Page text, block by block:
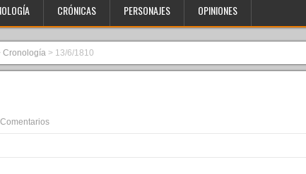
CRÓNICAS PERSONAJES OPINIONES
Cronología > 13/6/1810